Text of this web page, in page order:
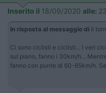
Inserito il 18/09/2020 alle:
In risposta al messaggio di il
Ci sono ciclisti e ciclisti... I veri
sul piano, fanno i 30km/h...
fanno con punte di 60-65km/h.